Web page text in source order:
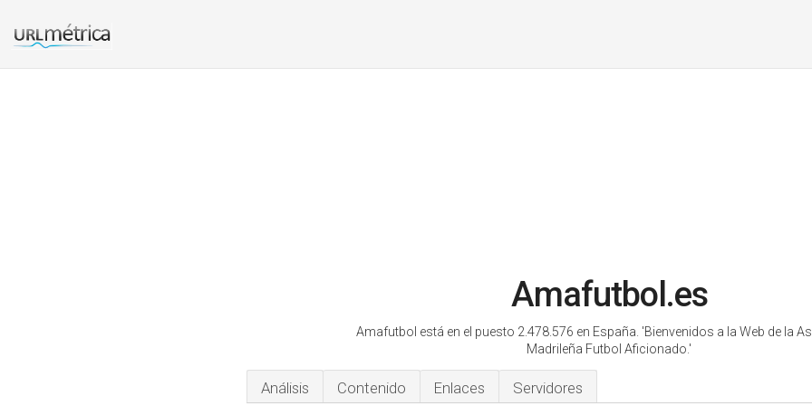
Amafutbol.es
Amafutbol está en el puesto 2.478.576 en España. 'Bienvenidos a la Web de la
Madrileña Futbol Aficionado.'
Análisis Contenido Enlaces Servidores